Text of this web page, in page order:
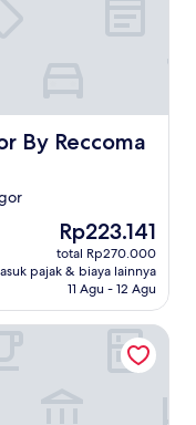
By Reccoma
Harga
sekarang
Rp223.141
Rp223.141
total Rp270.000
pajak & biaya lainnya
11 Agu - 12 Agu